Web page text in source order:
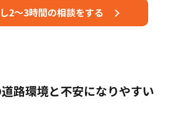
2～3時間の相談をする
路環境と不安になりやすい